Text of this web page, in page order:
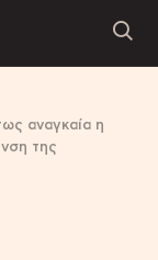
αναγκαία η
της